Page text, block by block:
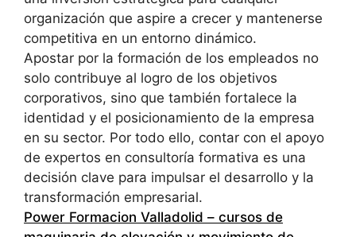
organización que aspire a crecer y mantenerse
competitiva en un entorno dinámico.
Apostar por la formación de los empleados no
solo contribuye al logro de los objetivos
corporativos, sino que también fortalece la
identidad y el posicionamiento de la empresa
en su sector. Por todo ello, contar con el apoyo
de expertos en consultoría formativa es una
decisión clave para impulsar el desarrollo y la
transformación empresarial.
Power Formacion Valladolid – cursos de